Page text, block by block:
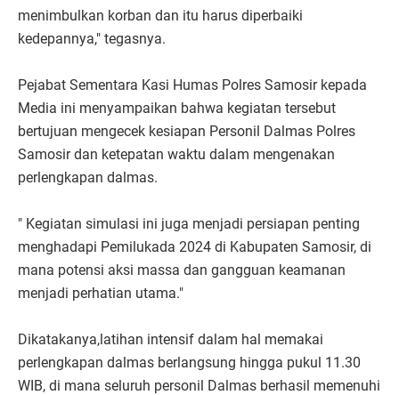
menimbulkan korban dan itu harus diperbaiki
kedepannya," tegasnya.
Pejabat Sementara Kasi Humas Polres Samosir kepada
Media ini menyampaikan bahwa kegiatan tersebut
bertujuan mengecek kesiapan Personil Dalmas Polres
Samosir dan ketepatan waktu dalam mengenakan
perlengkapan dalmas.
" Kegiatan simulasi ini juga menjadi persiapan penting
menghadapi Pemilukada 2024 di Kabupaten Samosir, di
mana potensi aksi massa dan gangguan keamanan
menjadi perhatian utama."
Dikatakanya,latihan intensif dalam hal memakai
perlengkapan dalmas berlangsung hingga pukul 11.30
WIB, di mana seluruh personil Dalmas berhasil memenuhi